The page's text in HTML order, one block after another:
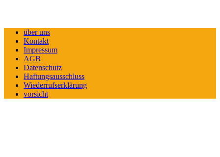
über uns
Kontakt
Impressum
AGB
Datenschutz
Haftungsausschluss
Wiederrufserklärung
vorsicht